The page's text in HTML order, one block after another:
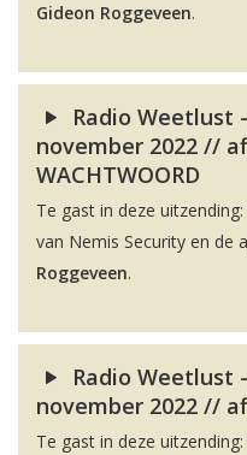
Gideon Roggeveen.
Radio Weetlust
november 2022 //
WACHTWOORD
Te gast in deze uitzending:
van Nemis Security en de
Roggeveen.
Radio Weetlust
november 2022 //
Te gast in deze